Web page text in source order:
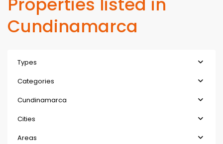
Cundinamarca
Types
Categories
Cundinamarca
Cities
Areas